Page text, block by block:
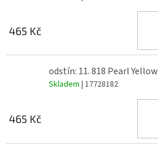
465 Kč
odstín: 11. 818 Pearl Yellow
Skladem | 17728182
465 Kč